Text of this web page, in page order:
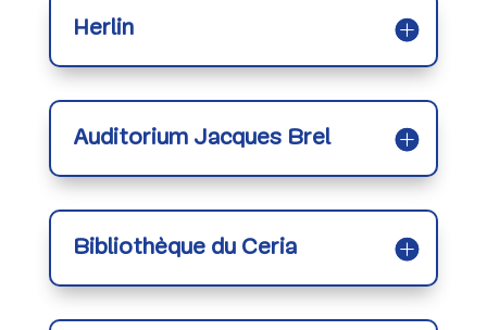
Herlin
Auditorium Jacques Brel
Bibliothèque du Ceria